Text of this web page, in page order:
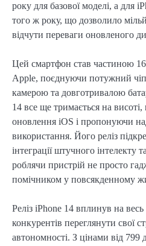
року для базової моделі, а для
того ж року, що дозволило
відчути переваги оновленого
Цей смартфон став частиною
Apple, поєднуючи потужний
камерою та довготривалою
14 все ще тримається на
оновлення iOS і пропонуючи
використання. Його реліз
інтеграції штучного інтелекту
роблячи пристрій не просто
помічником у повсякденному
Реліз iPhone 14 вплинув на
конкурентів переглянути свої
автономності. З цінами від 799